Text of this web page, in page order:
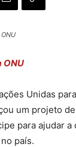
ONU
Unidas
um projeto
para ajudar a
país.